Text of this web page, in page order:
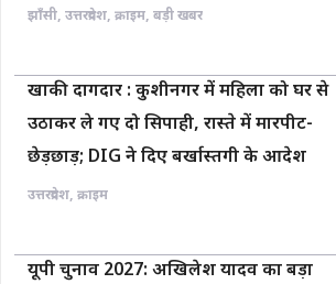
झाँसी, उत्तरप्रदेश, क्राइम, बड़ी खबर
खाकी दागदार : कुशीनगर में महिला को घर से
उठाकर ले गए दो सिपाही, रास्ते में मारपीट-
छेड़छाड़; DIG ने दिए बर्खास्तगी के आदेश
उत्तरप्रदेश, क्राइम
यूपी चुनाव 2027: अखिलेश यादव का बड़ा